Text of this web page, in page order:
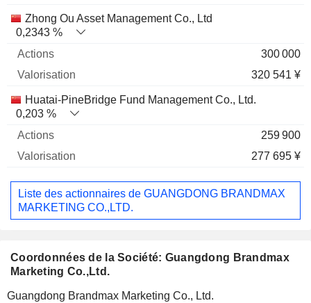
Zhong Ou Asset Management Co., Ltd
0,2343 %
300 000
320 541 ¥
Huatai-PineBridge Fund Management Co., Ltd.
0,203 %
259 900
277 695 ¥
Liste des actionnaires de GUANGDONG BRANDMAX
MARKETING CO.,LTD.
Coordonnées de la Société: Guangdong Brandmax
Marketing Co.,Ltd.
Guangdong Brandmax Marketing Co., Ltd.